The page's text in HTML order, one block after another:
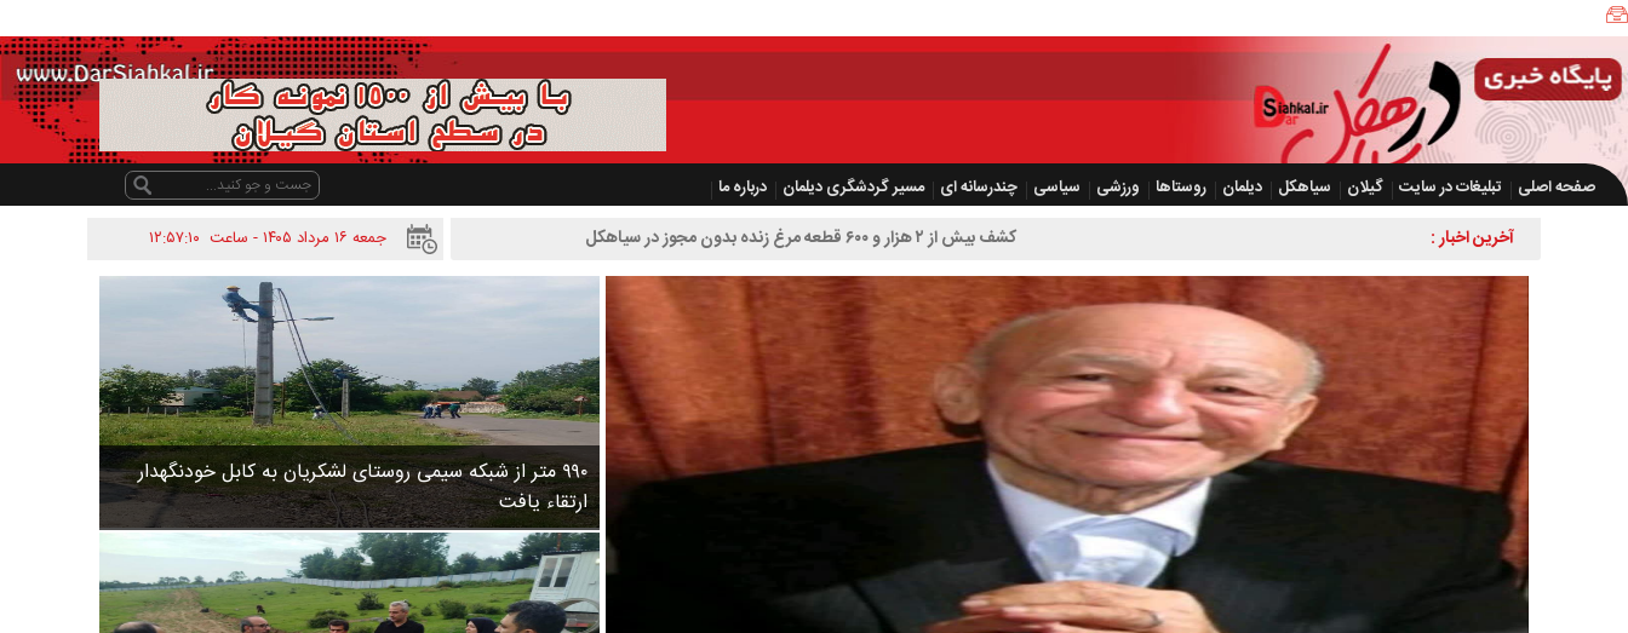
صفحه اصلی تبلیغات در سایت گیلان سیاهکل دیلمان روستاها ورزشی سیاسی چندرسانه ای مسیر گردشگری دیلمان
درباره ما
جمعه ۱۶ مرداد ۱۴۰۵ - ساعت
۱۲:۵۷:۱۰ آخرین اخبار :
۹۹۰ متر از شبکه سیمی روستای لشکریان به کابل خودنگهدار
ارتقاء یافت